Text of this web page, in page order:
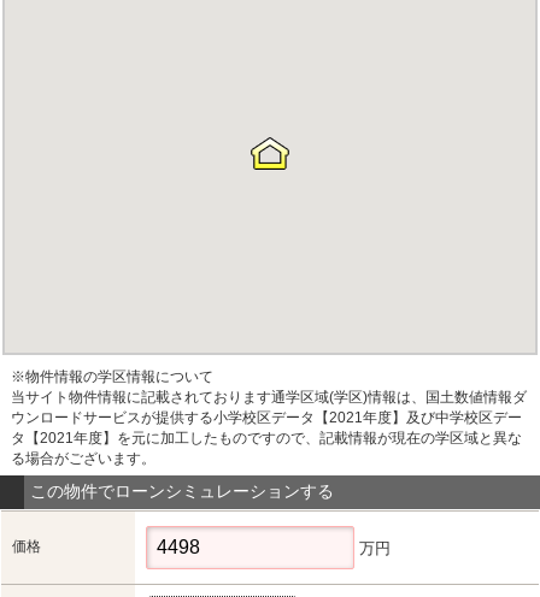
※物件情報の学区情報について
当サイト物件情報に記載されております通学区域(学区)情報は、国土数値情報ダ
ウンロードサービスが提供する小学校区データ【2021年度】及び中学校区デー
タ【2021年度】を元に加工したものですので、記載情報が現在の学区域と異な
る場合がございます。
この物件でローンシミュレーションする
価格 万円